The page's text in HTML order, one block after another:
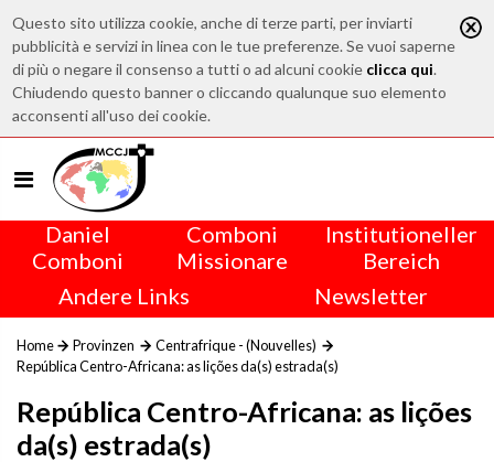
Questo sito utilizza cookie, anche di terze parti, per inviarti
pubblicità e servizi in linea con le tue preferenze. Se vuoi saperne
di più o negare il consenso a tutti o ad alcuni cookie clicca qui.
Chiudendo questo banner o cliccando qualunque suo elemento
acconsenti all'uso dei cookie.
Daniel
Comboni
Comboni
Missionare
Institutioneller
Bereich
Andere Links
Newsletter
Home Provinzen
Centrafrique - (Nouvelles)
República Centro-Africana: as lições da(s) estrada(s)
República Centro-Africana: as lições
da(s) estrada(s)